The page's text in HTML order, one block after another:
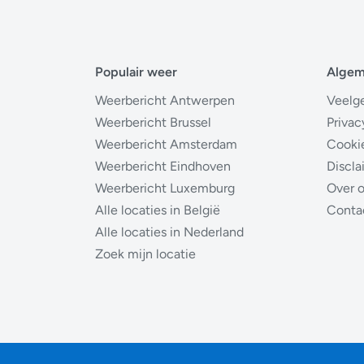
Populair weer
Weerbericht Antwerpen
Weerbericht Brussel
Weerbericht Amsterdam
Weerbericht Eindhoven
Weerbericht Luxemburg
Alle locaties in België
Alle locaties in Nederland
Zoek mijn locatie
Over